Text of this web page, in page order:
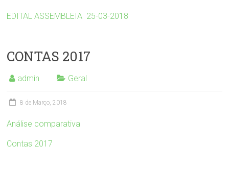
EDITAL ASSEMBLEIA 25-03-2018
CONTAS 2017
admin Geral
8 de Março, 2018
Análise comparativa
Contas 2017